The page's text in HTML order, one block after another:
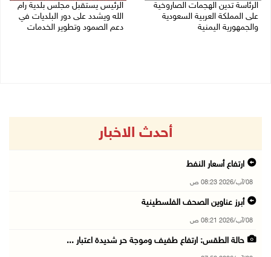
الرئاسة تدين الهجمات الصاروخية
على المملكة العربية السعودية
والجمهورية اليمنية
الرئيس يستقبل مجلس بلدية رام
الله ويشدد على دور البلديات في
دعم الصمود وتطوير الخدمات
أحدث الاخبار
ارتفاع أسعار النفط
08/آب/2026 08:23 ص
أبرز عناوين الصحف الفلسطينية
08/آب/2026 08:21 ص
حالة الطقس: ارتفاع طفيف وموجة حر شديدة اعتبار ...